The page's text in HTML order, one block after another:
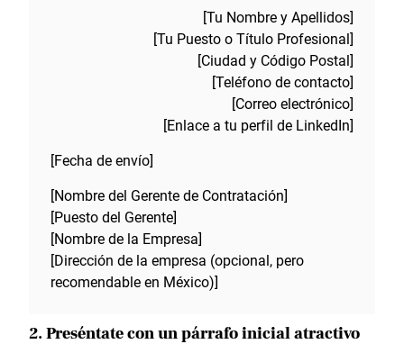
[Tu Nombre y Apellidos]
[Tu Puesto o Título Profesional]
[Ciudad y Código Postal]
[Teléfono de contacto]
[Correo electrónico]
[Enlace a tu perfil de LinkedIn]
[Fecha de envío]
[Nombre del Gerente de Contratación]
[Puesto del Gerente]
[Nombre de la Empresa]
[Dirección de la empresa (opcional, pero
recomendable en México)]
2. Preséntate con un párrafo inicial atractivo